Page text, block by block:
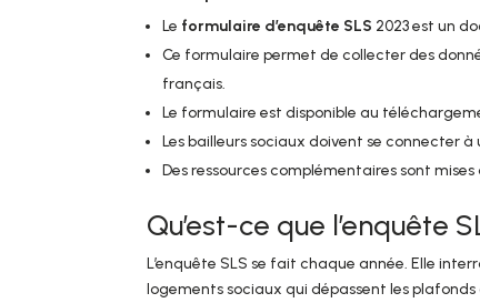
Le formulaire d’enquête SLS 2023 est un
Ce formulaire permet de collecter des
français.
Le formulaire est disponible au
Les bailleurs sociaux doivent se connecter
Des ressources complémentaires sont
Qu’est-ce que l’enquête
L’enquête SLS se fait chaque année. Elle
logements sociaux qui dépassent les plafonds